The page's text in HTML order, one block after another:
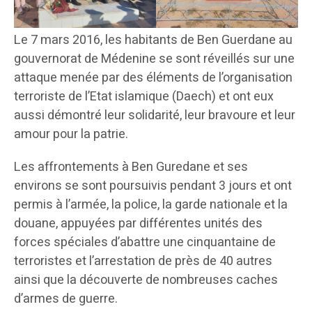
Le 7 mars 2016, les habitants de Ben Guerdane au
gouvernorat de Médenine se sont réveillés sur une
attaque menée par des éléments de l’organisation
terroriste de l’Etat islamique (Daech) et ont eux
aussi démontré leur solidarité, leur bravoure et leur
amour pour la patrie.
Les affrontements à Ben Guredane et ses
environs se sont poursuivis pendant 3 jours et ont
permis à l’armée, la police, la garde nationale et la
douane, appuyées par différentes unités des
forces spéciales d’abattre une cinquantaine de
terroristes et l’arrestation de près de 40 autres
ainsi que la découverte de nombreuses caches
d’armes de guerre.